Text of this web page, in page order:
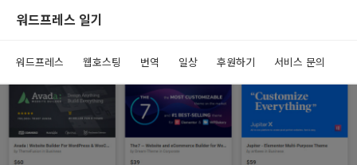
워드프레스 일기
워드프레스 웹호스팅 번역 일상 후원하기 서비스 문의